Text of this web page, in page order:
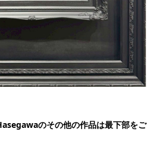
のその他の作品は最下部をご